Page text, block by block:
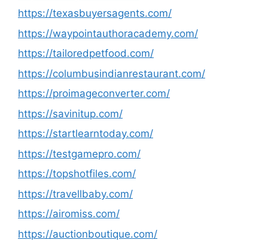
https://texasbuyersagents.com/
https://waypointauthoracademy.com/
https://tailoredpetfood.com/
https://columbusindianrestaurant.com/
https://proimageconverter.com/
https://savinitup.com/
https://startlearntoday.com/
https://testgamepro.com/
https://topshotfiles.com/
https://travellbaby.com/
https://airomiss.com/
https://auctionboutique.com/